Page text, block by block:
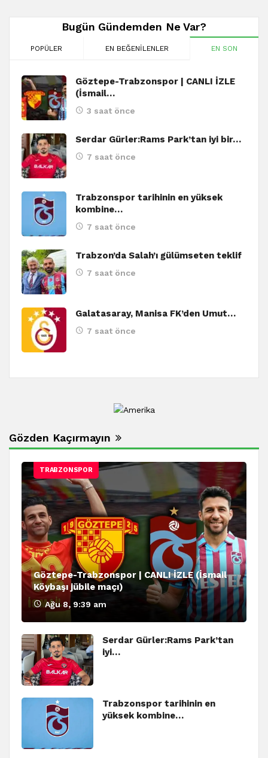
Bugün Gündemden Ne Var?
POPÜLER EN BEĞENILENLER EN SON
Göztepe-Trabzonspor | CANLI İZLE
(İsmail…
3 saat önce
Serdar Gürler:Rams Park’tan iyi bir…
7 saat önce
Trabzonspor tarihinin en yüksek
kombine…
7 saat önce
Trabzon’da Salah’ı gülümseten teklif
7 saat önce
Galatasaray, Manisa FK’den Umut…
7 saat önce
Gözden Kaçırmayın
TRABZONSPOR
Göztepe-Trabzonspor | CANLI İZLE (İsmail
Köybaşı jübile maçı)
Ağu 8, 9:39 am
Serdar Gürler:Rams Park’tan
iyi…
Trabzonspor tarihinin en
yüksek kombine…